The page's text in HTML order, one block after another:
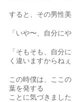
すると、その男性
「いや〜、自分に
「そもそも、自分
く違いますからねぇ
この時僕は、ここ
葉を発する
ことに気づきました